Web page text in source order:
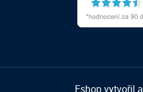
Eshop vytvořil